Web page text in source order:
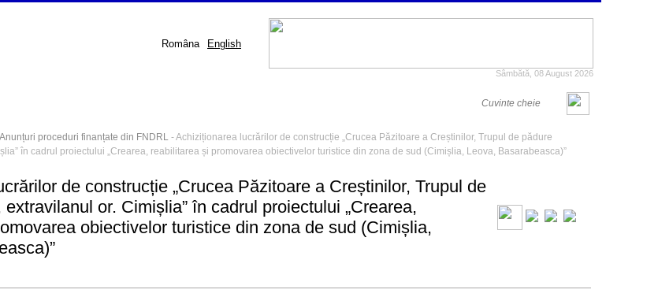
Româna English
Sâmbătă, 08 August 2026
Anunțuri proceduri finanțate din FNDRL - Achiziționarea lucrărilor de construcție „Crucea Păzitoare a Creștinilor, Trupul de pădure
în cadrul proiectului „Crearea, reabilitarea și promovarea obiectivelor turistice din zona de sud (Cimișlia, Leova, Basarabeasca)”
de construcție „Crucea Păzitoare a Creștinilor, Trupul de
extravilanul or. Cimișlia” în cadrul proiectului „Crearea,
obiectivelor turistice din zona de sud (Cimișlia,